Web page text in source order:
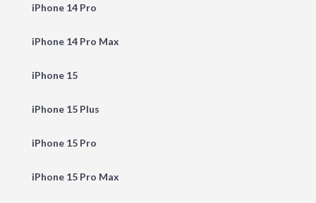
iPhone 14 Pro
iPhone 14 Pro Max
iPhone 15
iPhone 15 Plus
iPhone 15 Pro
iPhone 15 Pro Max